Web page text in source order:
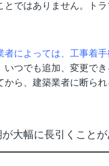
とではありません。ト
者によっては、工事着
いつでも追加、変更で
から、建築業者に断ら
が大幅に長引くことが